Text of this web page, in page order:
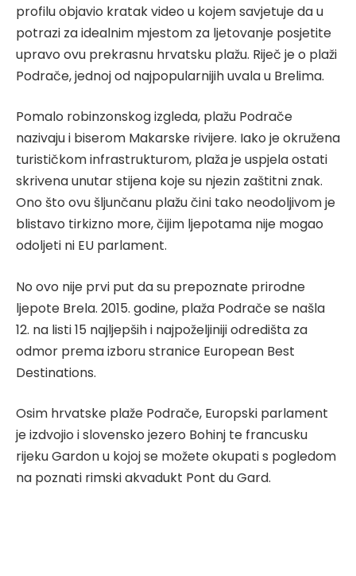
profilu objavio kratak video u kojem savjetuje da u
potrazi za idealnim mjestom za ljetovanje posjetite
upravo ovu prekrasnu hrvatsku plažu. Riječ je o plaži
Podrače, jednoj od najpopularnijih uvala u Brelima.
Pomalo robinzonskog izgleda, plažu Podrače
nazivaju i biserom Makarske rivijere. Iako je okružena
turističkom infrastrukturom, plaža je uspjela ostati
skrivena unutar stijena koje su njezin zaštitni znak.
Ono što ovu šljunčanu plažu čini tako neodoljivom je
blistavo tirkizno more, čijim ljepotama nije mogao
odoljeti ni EU parlament.
No ovo nije prvi put da su prepoznate prirodne
ljepote Brela. 2015. godine, plaža Podrače se našla
12. na listi 15 najljepših i najpoželjiniji odredišta za
odmor prema izboru stranice European Best
Destinations.
Osim hrvatske plaže Podrače, Europski parlament
je izdvojio i slovensko jezero Bohinj te francusku
rijeku Gardon u kojoj se možete okupati s pogledom
na poznati rimski akvadukt Pont du Gard.